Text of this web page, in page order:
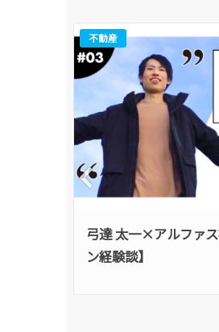
Pre
vio
us
不動産
弓達 太一×アルファ
ン経験談】